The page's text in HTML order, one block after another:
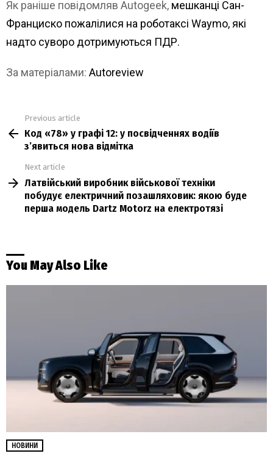
Як раніше повідомляв Autogeek, мешканці Сан-
Франциско пожалілися на роботаксі Waymo, які
надто суворо дотримуються ПДР.
За матеріалами: Autoreview
more
Previous article
Код «78» у графі 12: у посвідченнях водіїв
з’явиться нова відмітка
Next article
Латвійський виробник військової техніки
побудує електричний позашляховик: якою буде
перша модель Dartz Motorz на електротязі
You May Also Like
НОВИНИ